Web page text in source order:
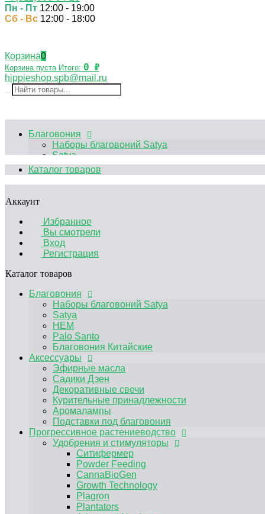
Пн - Пт 12:00 - 19:00
Сб - Вс 12:00 - 18:00
Корзина0
Корзина пуста Итого: 0 ₽
hippieshop.spb@mail.ru
Благовония
Наборы благовоний Satya
Satya
HEM
Palo Santo
Благовония Китайские
Аксессуары
Садики Дзен
Декоративные свечи
Курительные принадлежности
Аромалампы
Подставки под благовония
Прогрессивное растениеводство
Ситифермер
Powder Feeding
CannaBioGen
Plagron
Plantators
Advanced Nutrients
Orange Tree
Simplex
RasTea
BIOBIZZ
HESI
Terra Aquatica
Другие удобрения, средства защиты от
Микориза / Бактерии
Гидропонные системы и комплектующие
Капельный полив
Гидропонные системы
Компрессоры
Помпы погружные
Аэраторные камни
Каталог товаров
Аккаунт
Избранное
Вы смотрели
Вход
Регистрация
Каталог товаров
Благовония
Наборы благовоний Satya
Satya
HEM
Palo Santo
Благовония Китайские
Аксессуары
Эфирные масла
Садики Дзен
Декоративные свечи
Курительные принадлежности
Аромалампы
Подставки под благовония
Прогрессивное растениеводство
Удобрения и стимуляторы
Ситифермер
Powder Feeding
CannaBioGen
Growth Technology
Plagron
Plantators